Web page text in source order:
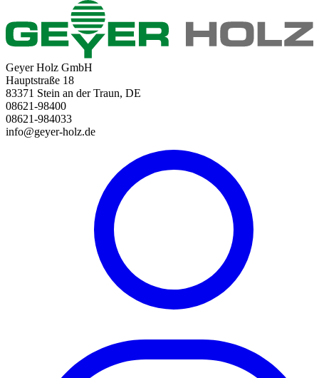
Geyer Holz GmbH
Hauptstraße 18
83371 Stein an der Traun, DE
08621-98400
08621-984033
info@geyer-holz.de